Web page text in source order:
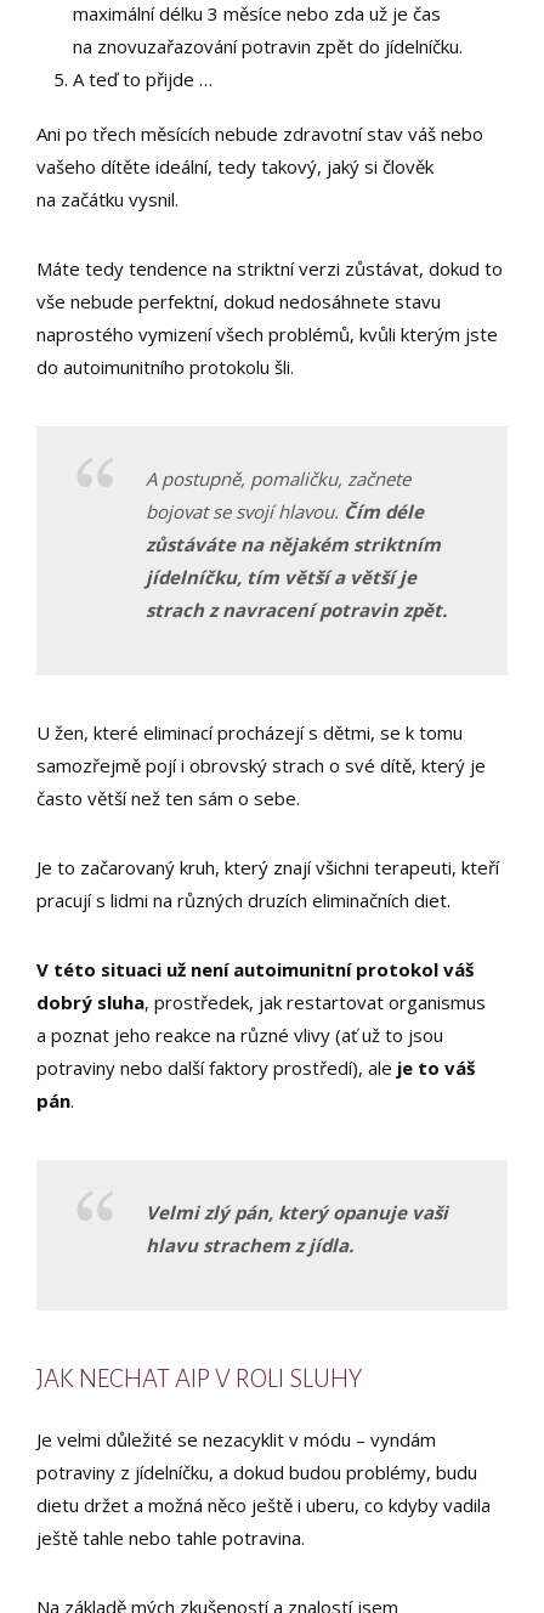
maximální délku 3 měsíce nebo zda už je čas
na znovuzařazování potravin zpět do jídelníčku.
A teď to přijde …
Ani po třech měsících nebude zdravotní stav váš nebo
vašeho dítěte ideální, tedy takový, jaký si člověk
na začátku vysnil.
Máte tedy tendence na striktní verzi zůstávat, dokud to
vše nebude perfektní, dokud nedosáhnete stavu
naprostého vymizení všech problémů, kvůli kterým jste
do autoimunitního protokolu šli.
A postupně, pomaličku, začnete
bojovat se svojí hlavou. Čím déle
zůstáváte na nějakém striktním
jídelníčku, tím větší a větší je
strach z navracení potravin zpět.
U žen, které eliminací procházejí s dětmi, se k tomu
samozřejmě pojí i obrovský strach o své dítě, který je
často větší než ten sám o sebe.
Je to začarovaný kruh, který znají všichni terapeuti, kteří
pracují s lidmi na různých druzích eliminačních diet.
V této situaci už není autoimunitní protokol váš
dobrý sluha, prostředek, jak restartovat organismus
a poznat jeho reakce na různé vlivy (ať už to jsou
potraviny nebo další faktory prostředí), ale je to váš
pán.
Velmi zlý pán, který opanuje vaši
hlavu strachem z jídla.
JAK NECHAT AIP V ROLI SLUHY
Je velmi důležité se nezacyklit v módu – vyndám
potraviny z jídelníčku, a dokud budou problémy, budu
dietu držet a možná něco ještě i uberu, co kdyby vadila
ještě tahle nebo tahle potravina.
Na základě mých zkušeností a znalostí jsem